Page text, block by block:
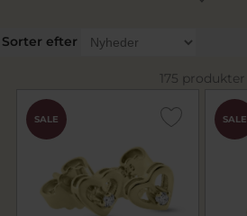
Sorter efter
175 produkter
SALE SALE